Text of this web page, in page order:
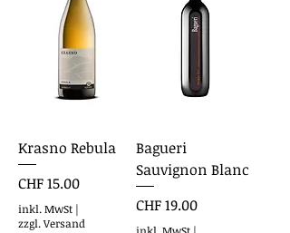
Krasno Rebula
Preis
CHF 15.00
inkl. MwSt |
zzgl. Versand
Bagueri
Sauvignon Blanc
Preis
CHF 19.00
inkl. MwSt |